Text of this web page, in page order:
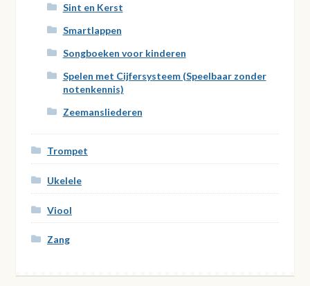
Sint en Kerst
Smartlappen
Songboeken voor kinderen
Spelen met Cijfersysteem (Speelbaar zonder
notenkennis)
Zeemansliederen
Trompet
Ukelele
Viool
Zang